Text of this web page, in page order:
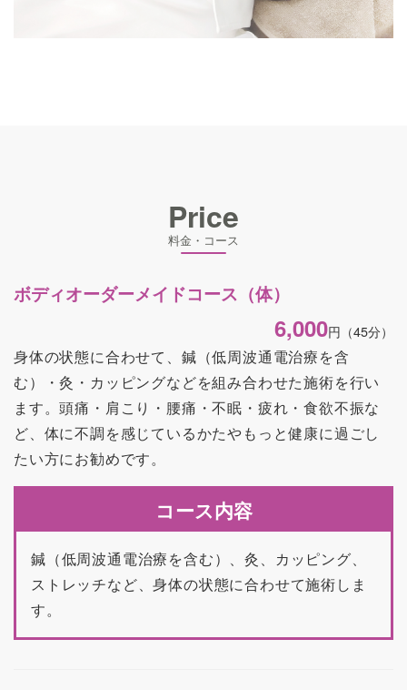
Price
料金・コース
ボディオーダーメイドコース（体）
6,000円 （45分）
身体の状態に合わせて、鍼（低周波通電治療を含
む）・灸・カッピングなどを組み合わせた施術を行い
ます。頭痛・肩こり・腰痛・不眠・疲れ・食欲不振な
ど、体に不調を感じているかたやもっと健康に過ごし
たい方にお勧めです。
コース内容
鍼（低周波通電治療を含む）、灸、カッピング、
ストレッチなど、身体の状態に合わせて施術しま
す。